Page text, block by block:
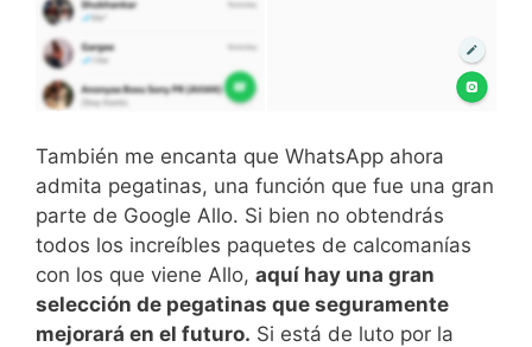
También me encanta que WhatsApp ahora
admita pegatinas, una función que fue una gran
parte de Google Allo. Si bien no obtendrás
todos los increíbles paquetes de calcomanías
con los que viene Allo, aquí hay una gran
selección de pegatinas que seguramente
mejorará en el futuro. Si está de luto por la